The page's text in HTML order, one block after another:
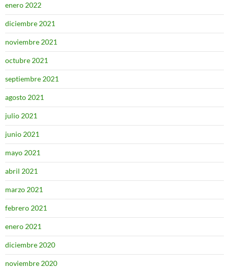
enero 2022
diciembre 2021
noviembre 2021
octubre 2021
septiembre 2021
agosto 2021
julio 2021
junio 2021
mayo 2021
abril 2021
marzo 2021
febrero 2021
enero 2021
diciembre 2020
noviembre 2020